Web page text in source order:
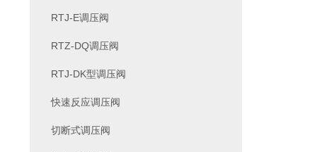
RTJ-E调压阀
RTZ-DQ调压阀
RTJ-DK型调压阀
快速反应调压阀
切断式调压阀